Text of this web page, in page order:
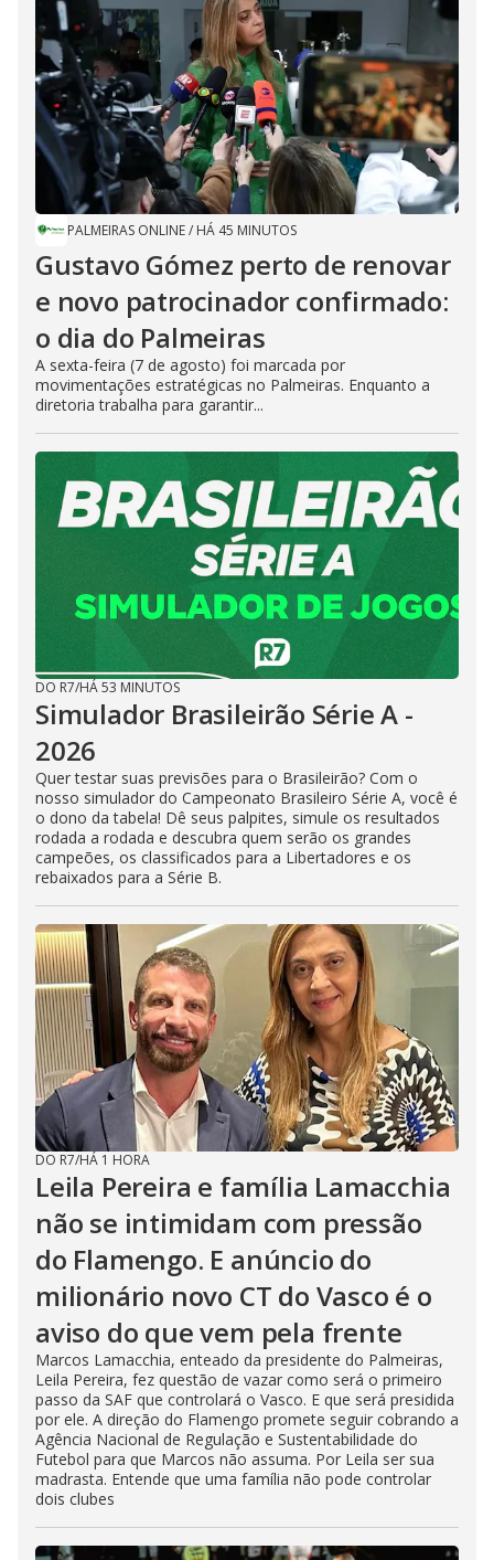
PALMEIRAS ONLINE/ HÁ 45 MINUTOS
Gustavo Gómez perto de renovar
e novo patrocinador confirmado:
o dia do Palmeiras
A sexta-feira (7 de agosto) foi marcada por
movimentações estratégicas no Palmeiras. Enquanto a
diretoria trabalha para garantir...
DO R7/HÁ 53 MINUTOS
Simulador Brasileirão Série A -
2026
Quer testar suas previsões para o Brasileirão? Com o
nosso simulador do Campeonato Brasileiro Série A, você é
o dono da tabela! Dê seus palpites, simule os resultados
rodada a rodada e descubra quem serão os grandes
campeões, os classificados para a Libertadores e os
rebaixados para a Série B.
DO R7/HÁ 1 HORA
Leila Pereira e família Lamacchia
não se intimidam com pressão
do Flamengo. E anúncio do
milionário novo CT do Vasco é o
aviso do que vem pela frente
Marcos Lamacchia, enteado da presidente do Palmeiras,
Leila Pereira, fez questão de vazar como será o primeiro
passo da SAF que controlará o Vasco. E que será presidida
por ele. A direção do Flamengo promete seguir cobrando a
Agência Nacional de Regulação e Sustentabilidade do
Futebol para que Marcos não assuma. Por Leila ser sua
madrasta. Entende que uma família não pode controlar
dois clubes